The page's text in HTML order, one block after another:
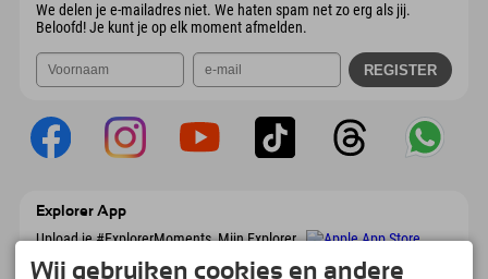
We delen je e-mailadres niet. We haten spam net zo erg als jij.
Beloofd! Je kunt je op elk moment afmelden.
Explorer App
Upload je #ExplorerMoments, Mijn Explorer
restaurantoverzicht en nog veel meer.
Wij gebruiken cookies en andere